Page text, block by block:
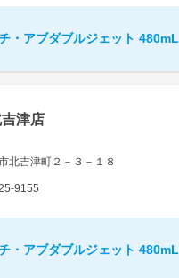
・アブダブルジェット 480mL
吉津店
北吉津町２－３－１８
9155
・アブダブルジェット 480mL